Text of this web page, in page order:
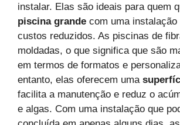
instalar. Elas são ideais para quem
piscina grande com uma instalação
custos reduzidos. As piscinas de
moldadas, o que significa que são
em termos de formatos e
entanto, elas oferecem uma
facilita a manutenção e reduz o
e algas. Com uma instalação que